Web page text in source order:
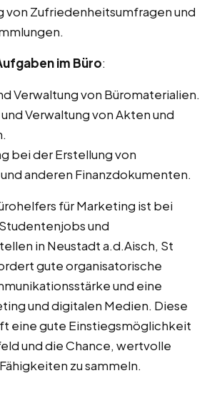
von Zufriedenheitsumfragen und
im Büro:
Verwaltung von Büromaterialien.
Verwaltung von Akten und
bei der Erstellung von
anderen Finanzdokumenten.
für Marketing ist bei
und
in Neustadt a.d.Aisch, St
gute organisatorische
und eine
und digitalen Medien. Diese
eine gute Einstiegsmöglichkeit
und die Chance, wertvolle
zu sammeln.